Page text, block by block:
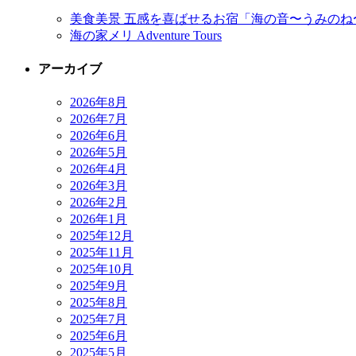
美食美景 五感を喜ばせるお宿「海の音〜うみのね
海の家メリ Adventure Tours
アーカイブ
2026年8月
2026年7月
2026年6月
2026年5月
2026年4月
2026年3月
2026年2月
2026年1月
2025年12月
2025年11月
2025年10月
2025年9月
2025年8月
2025年7月
2025年6月
2025年5月